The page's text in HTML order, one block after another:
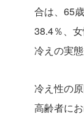
合は、 65
38.4％、
冷えの実
冷え性の
高齢者に